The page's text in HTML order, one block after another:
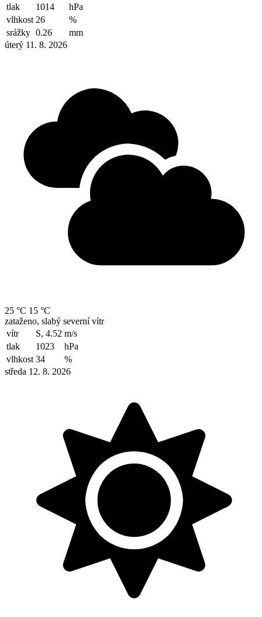
tlak
1014
hPa
vlhkost 26
%
srážky 0.26
mm
úterý 11. 8. 2026
25 °C 15 °C
zataženo, slabý severní vítr
vítr
S, 4.52 m/s
tlak
1023
hPa
vlhkost 34
%
středa 12. 8. 2026